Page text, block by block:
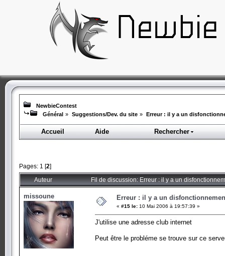
NewbieContest
Général » Suggestions/Dev. du site » Erreur : il y a un
Accueil Aide Rechercher
Pages: 1 [2]
Auteur Fil de discussion: Erreur : il y a un
missoune Erreur : il y a un
« #15 le: 10 Mai 2006 à 19:57:39 »
J'utilise une adresse club internet
Peut être le probléme se trouve sur ce